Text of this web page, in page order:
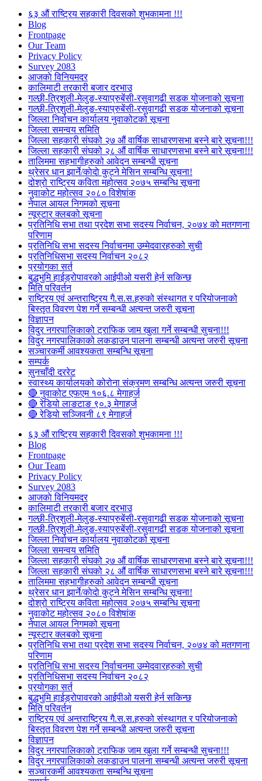
६३ औं राष्ट्रिय सहकारी दिवसको शुभकामना !!!
Blog
Frontpage
Our Team
Privacy Policy
Survey 2083
आजकाे विनियमदर
कालिमाटी तरकारी बजार दरभाउ
गल्छी-त्रिशुली-मेलुङ-स्याप्रुबेंसी-रसुवागढी सडक योजनाको सूचना
गल्छी-त्रिशुली-मेलुङ-स्याप्रुबेंसी-रसुवागढी सडक योजनाको सूचना
जिल्ला निर्वाचन कार्यालय नुवाकोटको सूचना
जिल्ला समन्वय समिति
जिल्ला सहकारी संघको २७ औं वार्षिक साधारणसभा बस्ने बारे सूचना!!!
जिल्ला सहकारी संघको २८ औं वार्षिक साधारणसभा बस्ने बारे सूचना!!!
तालिममा सहभागीहरुको आवेदन सम्बन्धी सूचना
थ्रेसर धान झार्ने/काेदाे कुट्ने मेसिन सम्बन्धि सूचना!
दोश्रो राष्ट्रिय कविता महोत्सव २०७५ सम्बन्धि सूचना
नुवाकोट महोत्सव २०८० विशेषांक
नेपाल आयल निगमको सूचना
न्यूस्टार क्लबको सूचना
प्रतिनिधि सभा तथा प्रदेश सभा सदस्य निर्वाचन, २०७४ को मतगणना
परिणाम
प्रतिनिधि सभा सदस्य निर्वाचनमा उम्मेदवारहरुको सुची
प्रतिनिधिसभा सदस्य निर्वाचन २०८२
प्रयोगका सर्त
बुद्धभुमि हाईड्रोपावरको आईपीओ यसरी हेर्न सकिन्छ
मिति परिवर्तन
राष्ट्रिय एवं अन्तराष्ट्रिय गै.स.स.हरुको संस्थागत र परियोजनाको
बिस्तृत विवरण पेश गर्ने सम्बन्धी अत्यन्त जरुरी सूचना
विज्ञापन
विदुर नगरपालिकाको ट्राफिक जाम खुला गर्ने सम्बन्धी सुचना!!!
विदुर नगरपालिकाको लकडाउन पालना सम्बन्धी अत्यन्त जरुरी सूचना
सञ्चारकर्मी आवश्यकता सम्बन्धि सूचना
सम्पर्क
सुनचाँदी दररेट
स्वास्थ्य कार्यालयको कोरोना संक्रमण सम्बन्धि अत्यन्त जरुरी सूचना
🔴 नुवाकोट एफएम १०६.८ मेगाहर्ज
🔴 रेडियो लाङटाङ ९०.३ मेगाहर्ज
🔴 रेडियो सञ्जिवनी ८९ मेगाहर्ज
६३ औं राष्ट्रिय सहकारी दिवसको शुभकामना !!!
Blog
Frontpage
Our Team
Privacy Policy
Survey 2083
आजकाे विनियमदर
कालिमाटी तरकारी बजार दरभाउ
गल्छी-त्रिशुली-मेलुङ-स्याप्रुबेंसी-रसुवागढी सडक योजनाको सूचना
गल्छी-त्रिशुली-मेलुङ-स्याप्रुबेंसी-रसुवागढी सडक योजनाको सूचना
जिल्ला निर्वाचन कार्यालय नुवाकोटको सूचना
जिल्ला समन्वय समिति
जिल्ला सहकारी संघको २७ औं वार्षिक साधारणसभा बस्ने बारे सूचना!!!
जिल्ला सहकारी संघको २८ औं वार्षिक साधारणसभा बस्ने बारे सूचना!!!
तालिममा सहभागीहरुको आवेदन सम्बन्धी सूचना
थ्रेसर धान झार्ने/काेदाे कुट्ने मेसिन सम्बन्धि सूचना!
दोश्रो राष्ट्रिय कविता महोत्सव २०७५ सम्बन्धि सूचना
नुवाकोट महोत्सव २०८० विशेषांक
नेपाल आयल निगमको सूचना
न्यूस्टार क्लबको सूचना
प्रतिनिधि सभा तथा प्रदेश सभा सदस्य निर्वाचन, २०७४ को मतगणना
परिणाम
प्रतिनिधि सभा सदस्य निर्वाचनमा उम्मेदवारहरुको सुची
प्रतिनिधिसभा सदस्य निर्वाचन २०८२
प्रयोगका सर्त
बुद्धभुमि हाईड्रोपावरको आईपीओ यसरी हेर्न सकिन्छ
मिति परिवर्तन
राष्ट्रिय एवं अन्तराष्ट्रिय गै.स.स.हरुको संस्थागत र परियोजनाको
बिस्तृत विवरण पेश गर्ने सम्बन्धी अत्यन्त जरुरी सूचना
विज्ञापन
विदुर नगरपालिकाको ट्राफिक जाम खुला गर्ने सम्बन्धी सुचना!!!
विदुर नगरपालिकाको लकडाउन पालना सम्बन्धी अत्यन्त जरुरी सूचना
सञ्चारकर्मी आवश्यकता सम्बन्धि सूचना